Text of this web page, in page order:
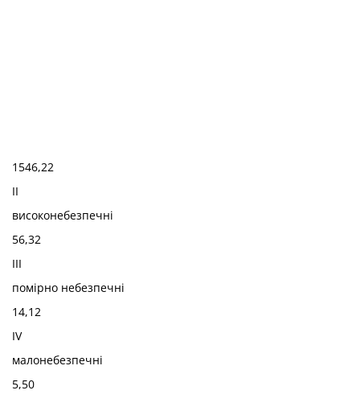
1546,22
II
високонебезпечні
56,32
III
помірно небезпечні
14,12
IV
малонебезпечні
5,50